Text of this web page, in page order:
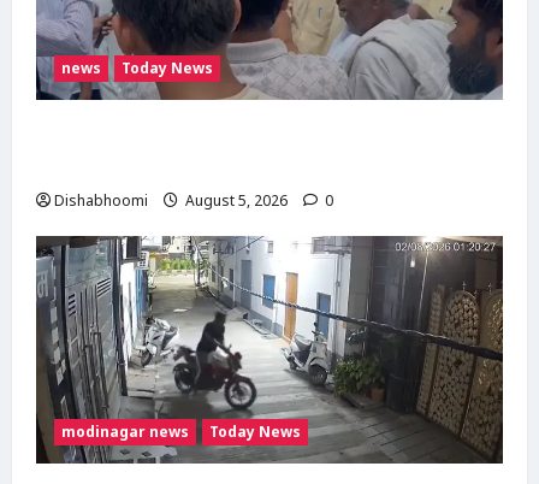
news Today News
Dishabhoomi August 5, 2026 0
modinagar news Today News